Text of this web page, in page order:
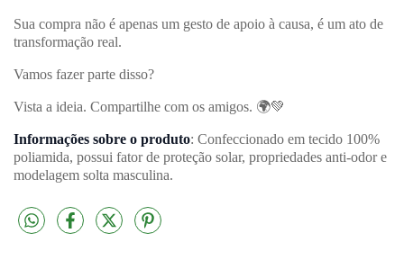
Sua compra não é apenas um gesto de apoio à causa, é um ato de
transformação real.
Vamos fazer parte disso?
Vista a ideia. Compartilhe com os amigos. 🌍💚
Informações sobre o produto: Confeccionado em tecido 100%
poliamida, possui fator de proteção solar, propriedades anti-odor e
modelagem solta masculina.